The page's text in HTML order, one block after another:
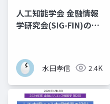
人工知能学会 金融情報
学研究会(SIG-FIN)の歴
水田孝信 2.4K